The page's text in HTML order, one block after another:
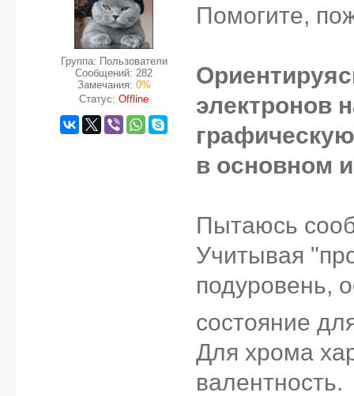
Группа: Пользователи
Сообщений: 282
Замечания: 0%
Статус: Offline
Помогите,
электронов
в основном
Пытаюсь
Учитывая
подуровень,
состояние
Для хрома
валентность.